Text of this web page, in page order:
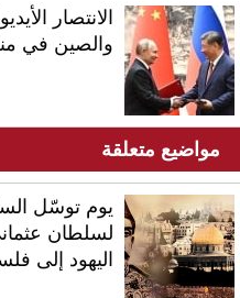
الانتصار
والصين في
مواضيع متعلقة
يوم توسّل
لسلطان
اليهود إلى